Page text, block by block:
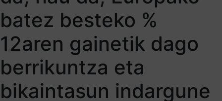
batez besteko %
12aren gainetik dago
berrikuntza eta
bikaintasun indargune